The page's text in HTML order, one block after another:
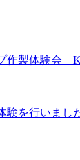
作製体験会
験を行いま